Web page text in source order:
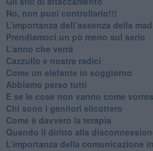
No, non puoi controllarlo!!!
​L’importanza dell’assenza della
​Prendiamoci un pò meno sul serio
​L’anno che verrà
​Cazzullo e nostre radici
​Come un elefante in soggiorno
​Abbiamo perso tutti
E se le cose non vanno come
​Chi sono i genitori elicottero
Come è davvero la terapia
Quando il diritto alla
​L’importanza della comunicazione